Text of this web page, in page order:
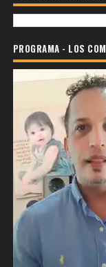
PROGRAMA - LOS